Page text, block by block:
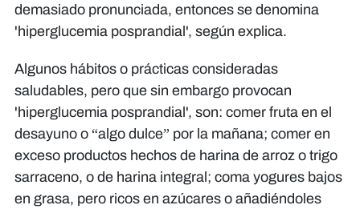
demasiado pronunciada, entonces se denomina
'hiperglucemia posprandial', según explica.
Algunos hábitos o prácticas consideradas
saludables, pero que sin embargo provocan
'hiperglucemia posprandial', son: comer fruta en el
desayuno o “algo dulce” por la mañana; comer en
exceso productos hechos de harina de arroz o trigo
sarraceno, o de harina integral; coma yogures bajos
en grasa, pero ricos en azúcares o añadiéndoles